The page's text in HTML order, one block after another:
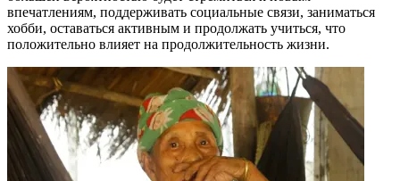
впечатлениям, поддерживать социальные связи, заниматься
хобби, оставаться активным и продолжать учиться, что
положительно влияет на продолжительность жизни.